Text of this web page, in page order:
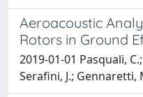
Aeroacoustic
Rotors in Ground
2019-01-01 Pasquali,
Serafini, J.; Gennaretti,